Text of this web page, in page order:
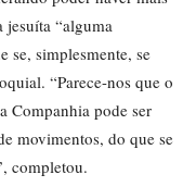
jesuíta “alguma
se, simplesmente, se
“Parece-nos que o
Companhia pode ser
movimentos, do que se
completou.